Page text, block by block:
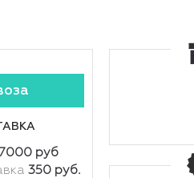
руб
350 руб.